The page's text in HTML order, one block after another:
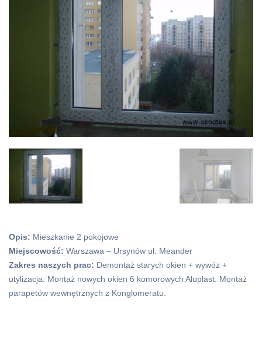
Opis: Mieszkanie 2 pokojowe
Miejscowość: Warszawa – Ursynów ul. Meander
Zakres naszych prac: Demontaż starych okien + wywóz +
utylizacja. Montaż nowych okien 6 komorowych Aluplast. Montaż
parapetów wewnętrznych z Konglomeratu.